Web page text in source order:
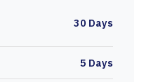
30 Days
5 Days